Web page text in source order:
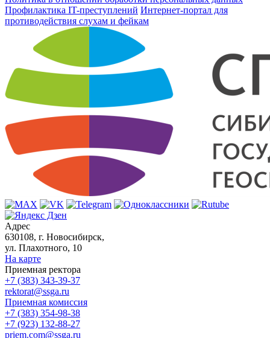
Профилактика IT-преступлений Интернет-портал для
противодействия слухам и фейкам
Адрес
630108, г. Новосибирск,
ул. Плахотного, 10
На карте
Приемная ректора
+7 (383) 343-39-37
rektorat@ssga.ru
Приемная комиссия
+7 (383) 354-98-38
+7 (923) 132-88-27
priem.com@ssga.ru